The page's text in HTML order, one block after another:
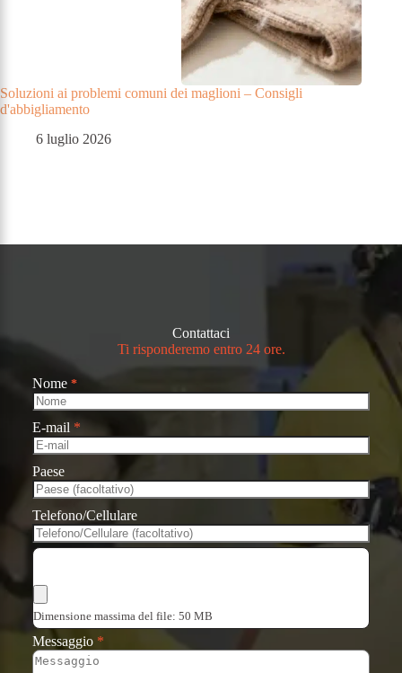
Soluzioni ai problemi comuni dei maglioni – Consigli
d'abbigliamento
6 luglio 2026
Contattaci
Ti risponderemo entro 24 ore.
Nome *
E-mail *
Paese
Telefono/Cellulare
Dimensione massima del file: 50 MB
Messaggio *